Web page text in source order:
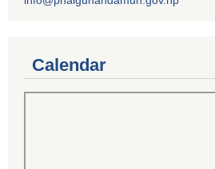
Calendar